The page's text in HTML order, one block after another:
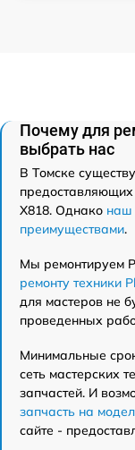
Почему для
выбрать нас
В Томске
предоставляющих
X818. Однако наш
преимуществами.
Мы ремонтируем
ремонту техники
для мастеров не
проведенных
Минимальные
сеть мастерских
запчастей. И
запчасть на
сайте -